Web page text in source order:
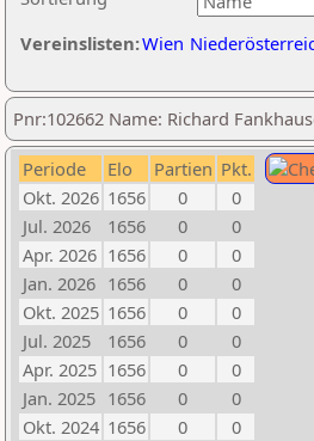
Vereinslisten:Wien
Pnr:102662 Name: Richard
Periode Elo Partien Pkt.
Okt. 2026 1656 0
0
Jul. 2026
1656 0
0
Apr. 2026 1656 0
0
Jan. 2026 1656 0
0
Okt. 2025 1656 0
0
Jul. 2025
1656 0
0
Apr. 2025 1656 0
0
Jan. 2025 1656 0
0
Okt. 2024 1656 0
0